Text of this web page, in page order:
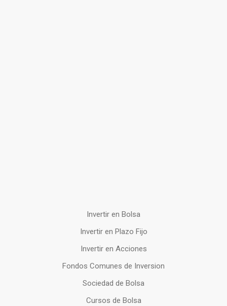
Invertir en Bolsa
Invertir en Plazo Fijo
Invertir en Acciones
Fondos Comunes de Inversion
Sociedad de Bolsa
Cursos de Bolsa